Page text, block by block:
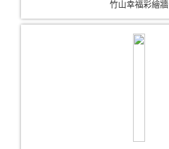
竹山幸福彩繪牆